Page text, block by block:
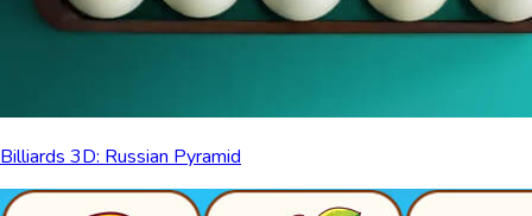
Billiards 3D: Russian Pyramid